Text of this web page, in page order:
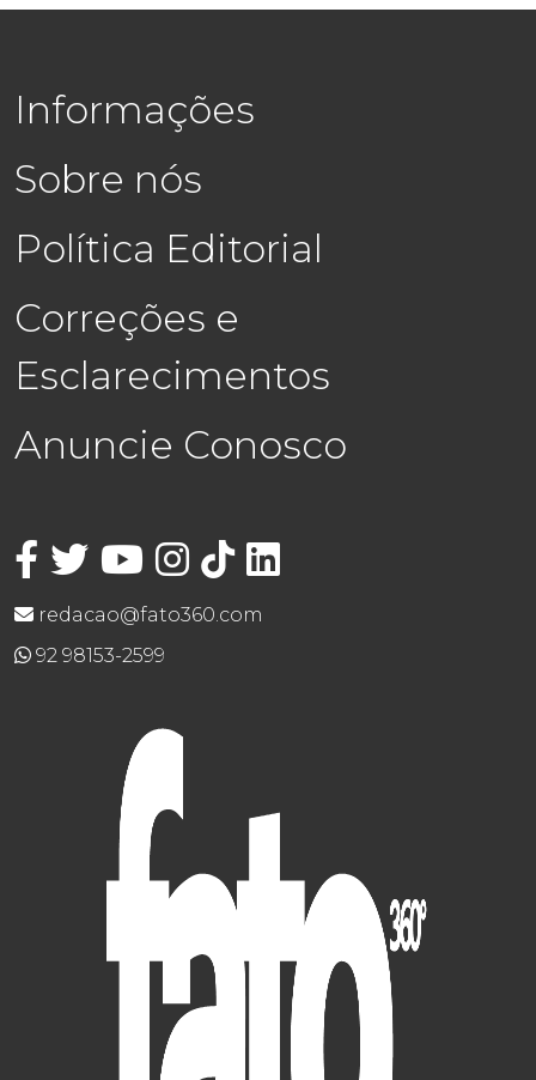
Informações
Sobre nós
Política Editorial
Correções e
Esclarecimentos
Anuncie Conosco
redacao@fato360.com
92 98153-2599